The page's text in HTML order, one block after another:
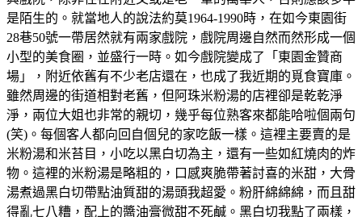
是陌生的。就當地人的說法約莫1964-1990時，在如今東園街
28巷50號一帶居然就有兩家戲院，戲院周邊自然而然形成一個
小型的美食圈，並盛行一時。如今戲院變成了「東園金贊商
場」，附近依舊有不少老店還在，也成了我近期的覓食寶庫。
雖然周邊的街道相對老舊，但阿珠米粉湯的店裡卻是乾乾淨
淨，兩位大姐也非常的親切，幾乎每位熟客來都能哈啦個兩句
(笑)。每個客人都向回自個兒的家吃飯一樣。這裡主要賣的是
米粉湯和米苔目，小吃以黑白切為主，還有一些如紅燒肉的炸
物。這裡的米粉湯是略粗的，口感爽脆帶著討喜的米甜，大骨
湯煮過黑白切帶點油質甜的湯頭我超愛。粉肝綿綿綿，而且甜
得亂七八糟，配上的醬油膏微甜不死鹹。黑白切我點了兩樣，